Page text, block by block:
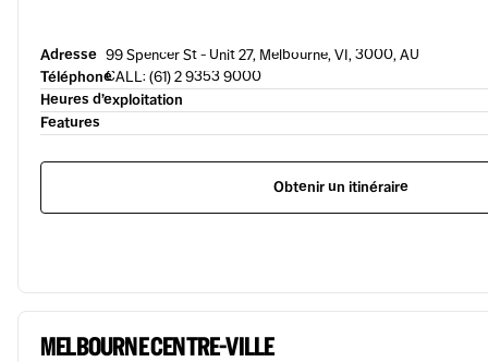
Adresse 99 Spencer St - Unit 27, Melbourne, VI, 3000, AU
TéléphoneCALL: (61) 2 9353 9000
Heures d’exploitation
Features
Obtenir un itinéraire
MELBOURNE CENTRE-VILLE